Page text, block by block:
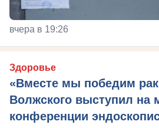
вчера в 19:26
Здоровье
«Вместе мы победим
Волжского выступил на
конференции